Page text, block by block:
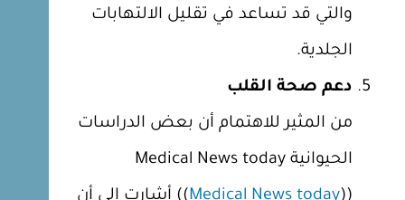
والتي قد تساعد في تقليل الالتهابات
الجلدية.
دعم صحة القلب
من المثير للاهتمام أن بعض الدراسات
الحيوانية Medical News today
((Medical News today )) أشارت إلى أن